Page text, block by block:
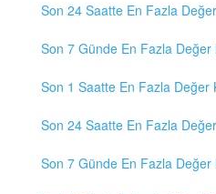
Son 24 Saatte En Fazla
Son 7 Günde En Fazla
Son 1 Saatte En Fazla Değer
Son 24 Saatte En Fazla
Son 7 Günde En Fazla